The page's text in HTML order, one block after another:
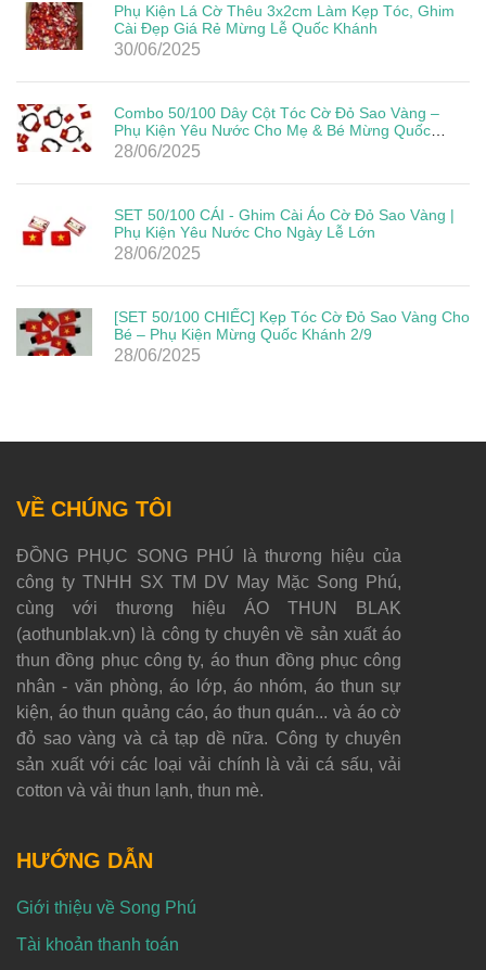
Phụ Kiện Lá Cờ Thêu 3x2cm Làm Kẹp Tóc, Ghim
Cài Đẹp Giá Rẻ Mừng Lễ Quốc Khánh
30/06/2025
Combo 50/100 Dây Cột Tóc Cờ Đỏ Sao Vàng –
Phụ Kiện Yêu Nước Cho Mẹ & Bé Mừng Quốc
Khánh 2/9
28/06/2025
SET 50/100 CÁI - Ghim Cài Áo Cờ Đỏ Sao Vàng |
Phụ Kiện Yêu Nước Cho Ngày Lễ Lớn
28/06/2025
[SET 50/100 CHIẾC] Kẹp Tóc Cờ Đỏ Sao Vàng Cho
Bé – Phụ Kiện Mừng Quốc Khánh 2/9
28/06/2025
VỀ CHÚNG TÔI
ĐỒNG PHỤC SONG PHÚ là thương hiệu của
công ty TNHH SX TM DV May Mặc Song Phú,
cùng với thương hiệu ÁO THUN BLAK
(aothunblak.vn) là công ty chuyên về sản xuất áo
thun đồng phục công ty, áo thun đồng phục công
nhân - văn phòng, áo lớp, áo nhóm, áo thun sự
kiện, áo thun quảng cáo, áo thun quán... và áo cờ
đỏ sao vàng và cả tạp dề nữa. Công ty chuyên
sản xuất với các loại vải chính là vải cá sấu, vải
cotton và vải thun lạnh, thun mè.
HƯỚNG DẪN
Giới thiệu về Song Phú
Tài khoản thanh toán